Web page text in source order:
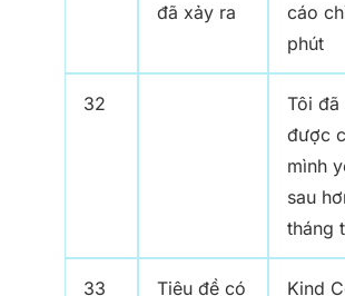
đã xảy ra
cáo
phút
32
Tôi đã
được
mình
sau
tháng
33
Tiêu đề có
Kind